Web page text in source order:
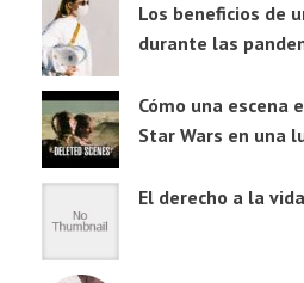
Los beneficios de
durante las
Cómo una escena
Star Wars en una
El derecho a la vida